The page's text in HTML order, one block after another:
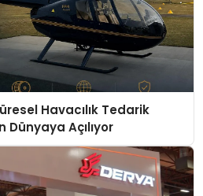
Havacılık Tedarik
Dünyaya Açılıyor